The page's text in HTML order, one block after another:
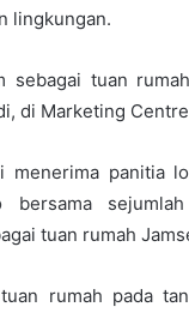
lingkungan.
sebagai tuan
di Marketing
menerima panitia
bersama
tuan rumah
rumah pada